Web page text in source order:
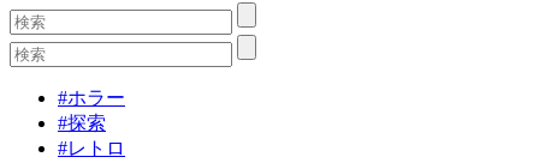
#ホラー
#探索
#レトロ